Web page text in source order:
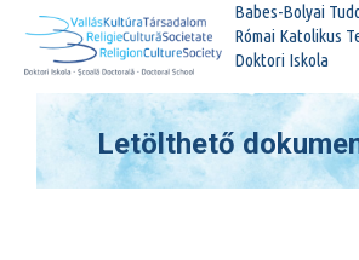
Babes-Bolyai
Római Katolikus
Doktori Iskola
Letölthető
You are